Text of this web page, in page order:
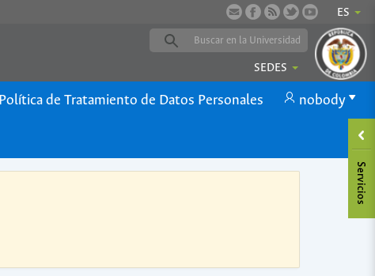
ES
SEDES
Política de Tratamiento de Datos Personales nobody